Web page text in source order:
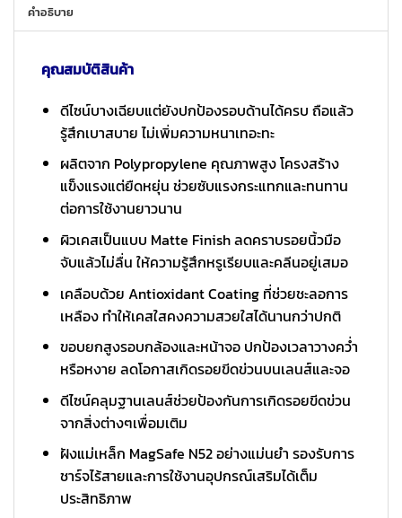
คำอธิบาย
คุณสมบัติสินค้า
ดีไซน์บางเฉียบแต่ยังปกป้องรอบด้านได้ครบ ถือแล้ว
รู้สึกเบาสบาย ไม่เพิ่มความหนาเทอะทะ
ผลิตจาก Polypropylene คุณภาพสูง โครงสร้าง
แข็งแรงแต่ยืดหยุ่น ช่วยซับแรงกระแทกและทนทาน
ต่อการใช้งานยาวนาน
ผิวเคสเป็นแบบ Matte Finish ลดคราบรอยนิ้วมือ
จับแล้วไม่ลื่น ให้ความรู้สึกหรูเรียบและคลีนอยู่เสมอ
เคลือบด้วย Antioxidant Coating ที่ช่วยชะลอการ
เหลือง ทำให้เคสใสคงความสวยใสได้นานกว่าปกติ
ขอบยกสูงรอบกล้องและหน้าจอ ปกป้องเวลาวางคว่ำ
หรือหงาย ลดโอกาสเกิดรอยขีดข่วนบนเลนส์และจอ
ดีไซน์คลุมฐานเลนส์ช่วยป้องกันการเกิดรอยขีดข่วน
จากสิ่งต่างๆเพื่อมเติม
ฝังแม่เหล็ก MagSafe N52 อย่างแม่นยำ รองรับการ
ชาร์จไร้สายและการใช้งานอุปกรณ์เสริมได้เต็ม
ประสิทธิภาพ